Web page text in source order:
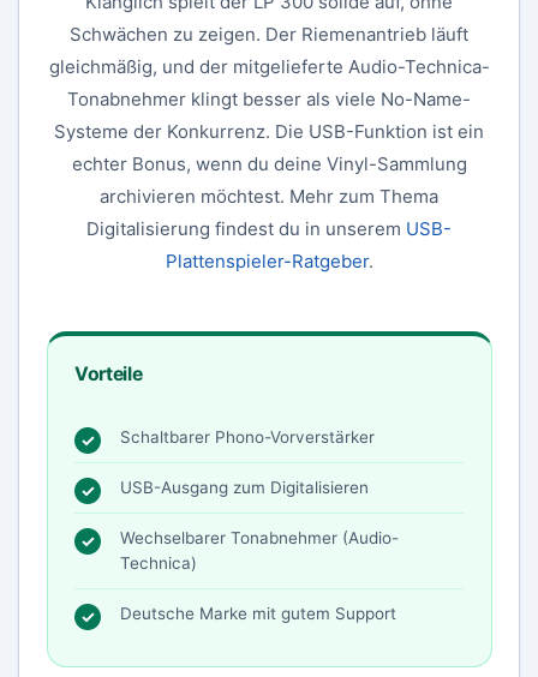
Schwächen zu zeigen. Der Riemenantrieb läuft
gleichmäßig, und der mitgelieferte Audio-Technica-
Tonabnehmer klingt besser als viele No-Name-
Systeme der Konkurrenz. Die USB-Funktion ist ein
echter Bonus, wenn du deine Vinyl-Sammlung
archivieren möchtest. Mehr zum Thema
Digitalisierung findest du in unserem USB-
Plattenspieler-Ratgeber.
Vorteile
Schaltbarer Phono-Vorverstärker
USB-Ausgang zum Digitalisieren
Wechselbarer Tonabnehmer (Audio-
Technica)
Deutsche Marke mit gutem Support